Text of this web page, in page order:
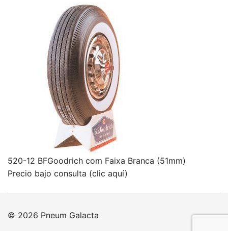
520-12 BFGoodrich com Faixa Branca (51mm)
Precio bajo consulta (clic aquí)
© 2026 Pneum Galacta